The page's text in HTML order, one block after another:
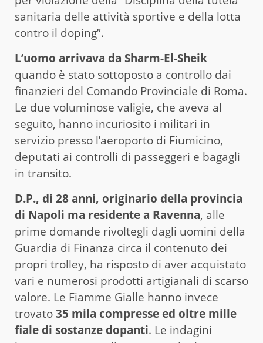
sanitaria delle attività sportive e della lotta
contro il doping”.
L’uomo arrivava da Sharm-El-Sheik
quando è stato sottoposto a controllo dai
finanzieri del Comando Provinciale di Roma.
Le due voluminose valigie, che aveva al
seguito, hanno incuriosito i militari in
servizio presso l’aeroporto di Fiumicino,
deputati ai controlli di passeggeri e bagagli
in transito.
D.P., di 28 anni, originario della provincia
di Napoli ma residente a Ravenna, alle
prime domande rivoltegli dagli uomini della
Guardia di Finanza circa il contenuto dei
propri trolley, ha risposto di aver acquistato
vari e numerosi prodotti artigianali di scarso
valore. Le Fiamme Gialle hanno invece
trovato35 mila compresse ed oltre mille
fiale di sostanze dopanti. Le indagini